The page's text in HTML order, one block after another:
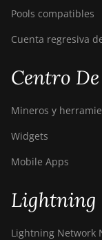
Pools compatibles
Cuenta regresiva
Centro
Mineros y
Widgets
Mobile Apps
Lightning
Lightning Network